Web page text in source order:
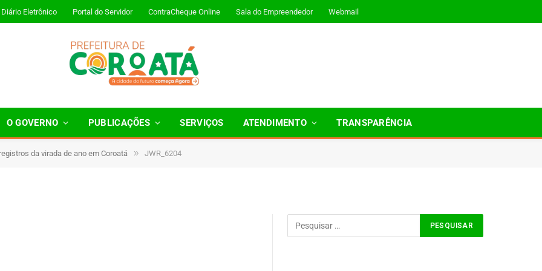
Diário Eletrônico Portal do Servidor ContraCheque Online Sala do Empreendedor Webmail
O GOVERNO PUBLICAÇÕES SERVIÇOS ATENDIMENTO TRANSPARÊNCIA
da virada de ano em Coroatá » JWR_6204